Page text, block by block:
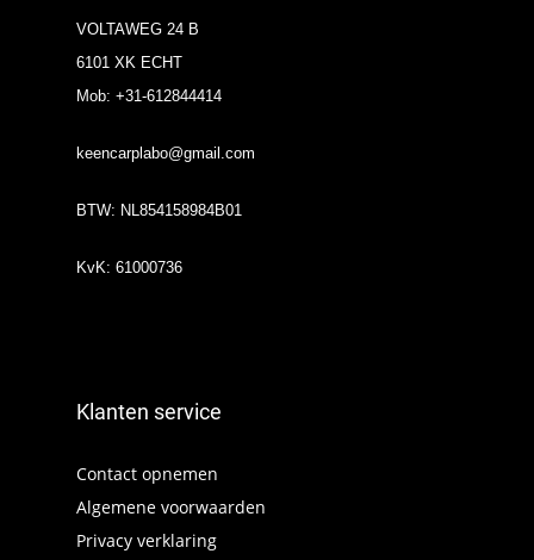
VOLTAWEG 24 B
6101 XK ECHT
Mob: +31-612844414
keencarplabo@gmail.com
BTW: NL854158984B01
KvK: 61000736
Klanten service
Contact opnemen
Algemene voorwaarden
Privacy verklaring